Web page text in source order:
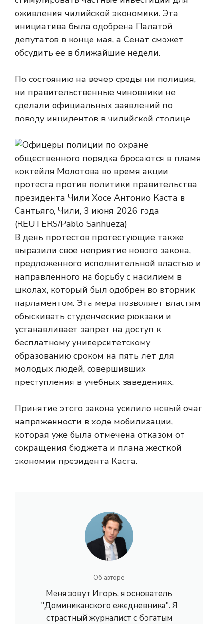
оживления чилийской экономики. Эта
инициатива была одобрена Палатой
депутатов в конце мая, а Сенат сможет
обсудить ее в ближайшие недели.
По состоянию на вечер среды ни полиция,
ни правительственные чиновники не
сделали официальных заявлений по
поводу инцидентов в чилийской столице.
В день протестов протестующие также
выразили свое неприятие нового закона,
предложенного исполнительной властью и
направленного на борьбу с насилием в
школах, который был одобрен во вторник
парламентом. Эта мера позволяет властям
обыскивать студенческие рюкзаки и
устанавливает запрет на доступ к
бесплатному университетскому
образованию сроком на пять лет для
молодых людей, совершивших
преступления в учебных заведениях.
Принятие этого закона усилило новый очаг
напряженности в ходе мобилизации,
которая уже была отмечена отказом от
сокращения бюджета и плана жесткой
экономии президента Каста.
Об авторе
Меня зовут Игорь, я основатель
"Доминиканского ежедневника". Я
страстный журналист с богатым